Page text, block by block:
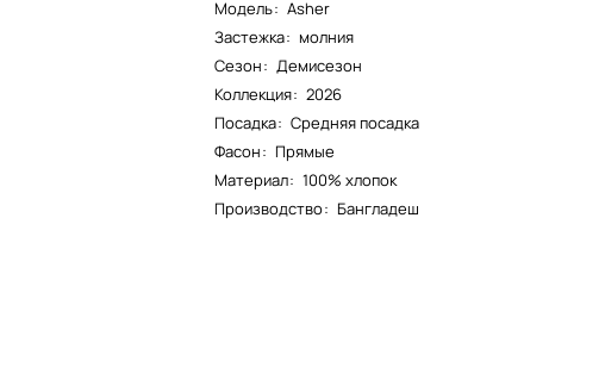
Модель: Asher
Застежка: молния
Сезон: Демисезон
Коллекция: 2026
Посадка: Средняя посадка
Фасон: Прямые
Материал: 100% хлопок
Производство: Бангладеш